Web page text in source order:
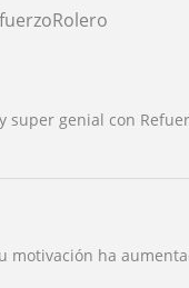
genial con
motivación ha